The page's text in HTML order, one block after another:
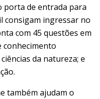
porta de entrada para
consigam ingressar no
com 45 questões em
conhecimento
da natureza; e
também ajudam o